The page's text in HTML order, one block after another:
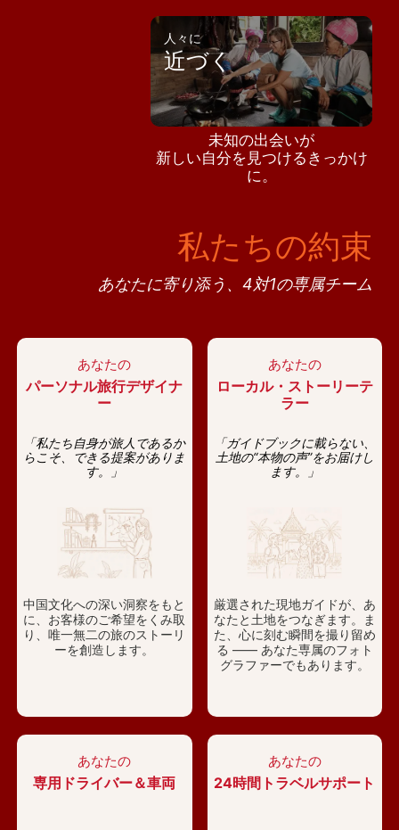
人々に
近づく
未知の出会いが
新しい自分を見つけるきっかけ
に。
私たちの約束
あなたに寄り添う、4対1の専属チーム
あなたの
パーソナル旅行デザイナ
ー
「私たち自身が旅人であるか
らこそ、できる提案がありま
す。」
中国文化への深い洞察をもと
に、お客様のご希望をくみ取
り、唯一無二の旅のストーリ
ーを創造します。
あなたの
ローカル・ストーリーテ
ラー
「ガイドブックに載らない、
土地の“本物の声”をお届けし
ます。」
厳選された現地ガイドが、あ
なたと土地をつなぎます。ま
た、心に刻む瞬間を撮り留め
る —— あなた専属のフォト
グラファーでもあります。
あなたの
専用ドライバー＆車両
あなたの
24時間トラベルサポート